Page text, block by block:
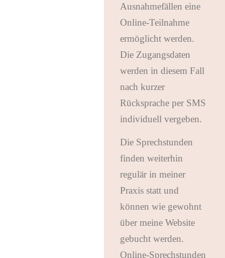
Ausnahmefällen eine
Online-Teilnahme
ermöglicht werden.
Die Zugangsdaten
werden in diesem Fall
nach kurzer
Rücksprache per SMS
individuell vergeben.
Die Sprechstunden
finden weiterhin
regulär in meiner
Praxis statt und
können wie gewohnt
über meine Website
gebucht werden.
Online-Sprechstunden